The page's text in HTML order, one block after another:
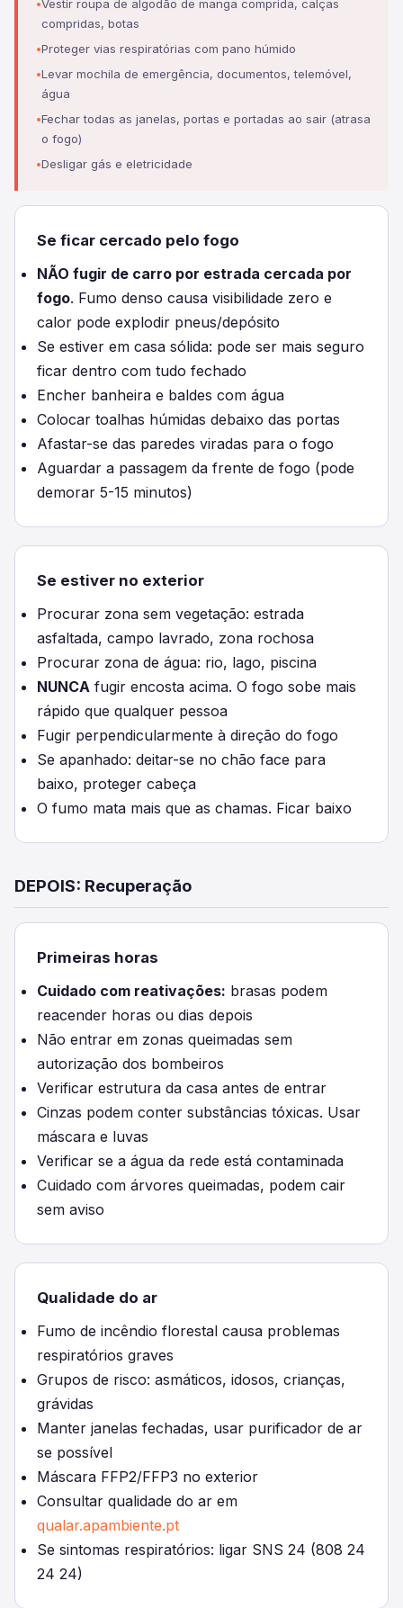
Vestir roupa de algodão de manga comprida, calças
compridas, botas
Proteger vias respiratórias com pano húmido
Levar mochila de emergência, documentos, telemóvel,
água
Fechar todas as janelas, portas e portadas ao sair (atrasa
o fogo)
Desligar gás e eletricidade
Se ficar cercado pelo fogo
NÃO fugir de carro por estrada cercada por
fogo. Fumo denso causa visibilidade zero e
calor pode explodir pneus/depósito
Se estiver em casa sólida: pode ser mais seguro
ficar dentro com tudo fechado
Encher banheira e baldes com água
Colocar toalhas húmidas debaixo das portas
Afastar-se das paredes viradas para o fogo
Aguardar a passagem da frente de fogo (pode
demorar 5-15 minutos)
Se estiver no exterior
Procurar zona sem vegetação: estrada
asfaltada, campo lavrado, zona rochosa
Procurar zona de água: rio, lago, piscina
NUNCA fugir encosta acima. O fogo sobe mais
rápido que qualquer pessoa
Fugir perpendicularmente à direção do fogo
Se apanhado: deitar-se no chão face para
baixo, proteger cabeça
O fumo mata mais que as chamas. Ficar baixo
DEPOIS: Recuperação
Primeiras horas
Cuidado com reativações: brasas podem
reacender horas ou dias depois
Não entrar em zonas queimadas sem
autorização dos bombeiros
Verificar estrutura da casa antes de entrar
Cinzas podem conter substâncias tóxicas. Usar
máscara e luvas
Verificar se a água da rede está contaminada
Cuidado com árvores queimadas, podem cair
sem aviso
Qualidade do ar
Fumo de incêndio florestal causa problemas
respiratórios graves
Grupos de risco: asmáticos, idosos, crianças,
grávidas
Manter janelas fechadas, usar purificador de ar
se possível
Máscara FFP2/FFP3 no exterior
Consultar qualidade do ar em
qualar.apambiente.pt
Se sintomas respiratórios: ligar SNS 24 (808 24
24 24)